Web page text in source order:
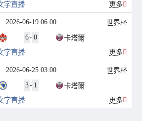
字直播 更多
2026-06-19 06:00
世界杯
6- 0
卡塔爾
字直播 更多
2026-06-25 03:00
世界杯
3- 1
卡塔爾
字直播 更多